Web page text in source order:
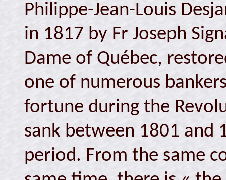
Philippe-Jean-Louis
in 1817 by Fr Joseph
Dame of Québec,
one of numerous
fortune during the
sank between 1801 and
period. From the same